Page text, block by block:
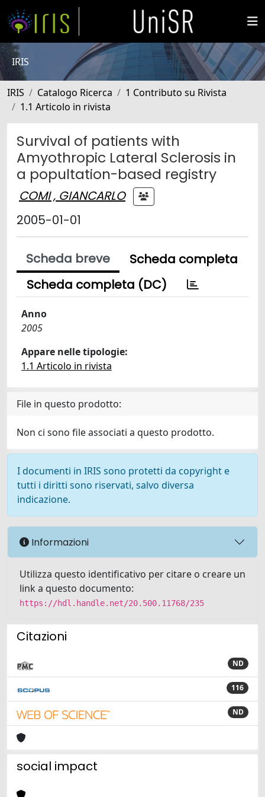
IRIS
IRIS Catalogo Ricerca
1 Contributo su Rivista
1.1 Articolo in rivista
Survival of patients with
Amyothropic Lateral Sclerosis in
a popultation-based registry
COMI , GIANCARLO
2005-01-01
Scheda breve
Scheda completa
Scheda completa (DC)
Anno
2005
Appare nelle tipologie:
1.1 Articolo in rivista
File in questo prodotto:
Non ci sono file associati a questo prodotto.
I documenti in IRIS sono protetti da copyright e
tutti i diritti sono riservati, salvo diversa
indicazione.
Informazioni
Utilizza questo identificativo per citare o creare un
link a questo documento:
https://hdl.handle.net/20.500.11768/235
Citazioni
ND
116
ND
social impact